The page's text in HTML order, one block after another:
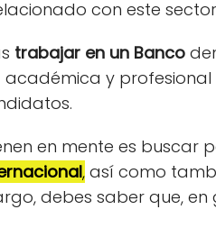
con este
trabajar en un Banco
y profesional
en mente es buscar
, así como
debes saber que, en